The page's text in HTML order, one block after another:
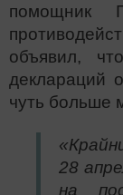
помощник
объявил,
деклараций
чуть больше
28
на